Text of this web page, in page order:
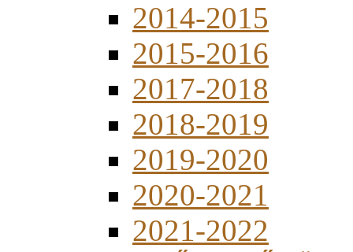
2014-2015
2015-2016
2017-2018
2018-2019
2019-2020
2020-2021
2021-2022